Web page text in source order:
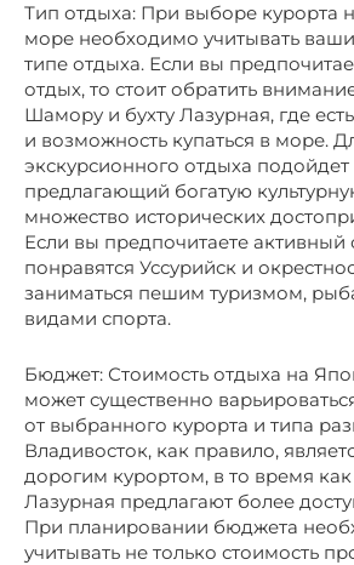
Тип отдыха: При выборе курорта
море необходимо учитывать
типе отдыха. Если вы
отдых, то стоит обратить
Шамору и бухту Лазурная, где
и возможность купаться в море.
экскурсионного отдыха
предлагающий богатую
множество исторических
Если вы предпочитаете активный
понравятся Уссурийск и
заниматься пешим туризмом,
видами спорта.
Бюджет: Стоимость отдыха на
может существенно
от выбранного курорта и типа
Владивосток, как правило,
дорогим курортом, в то время
Лазурная предлагают более
При планировании бюджета
учитывать не только стоимость